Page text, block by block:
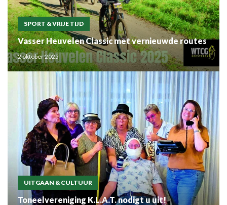
SPORT & VRIJE TIJD
Vasser Heuvelen Classic met vernieuwde routes
2 oktober 2025
UITGAAN & CULTUUR
Toneelvereniging K.L.A.T. nodigt u uit!